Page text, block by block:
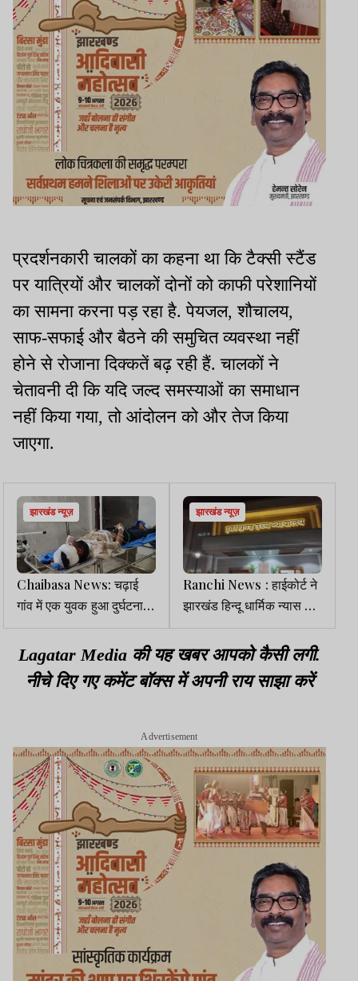
प्रदर्शनकारी चालकों का कहना था कि टैक्सी स्टैंड
पर यात्रियों और चालकों दोनों को काफी परेशानियों
का सामना करना पड़ रहा है. पेयजल, शौचालय,
साफ-सफाई और बैठने की समुचित व्यवस्था नहीं
होने से रोजाना दिक्कतें बढ़ रही हैं. चालकों ने
चेतावनी दी कि यदि जल्द समस्याओं का समाधान
नहीं किया गया, तो आंदोलन को और तेज किया
जाएगा.
झारखंड न्यूज़
Chaibasa News: चढ़ाई
गांव में एक युवक हुआ दुर्घटना
का शिकार, प्राथमिक उपचार
के बाद MGM रेफर
झारखंड न्यूज़
Ranchi News : हाईकोर्ट ने
झारखंड हिन्दू धार्मिक न्यास बोर्ड
से मांगा जवाब
Lagatar Media की यह खबर आपको कैसी लगी.
नीचे दिए गए कमेंट बॉक्स में अपनी राय साझा करें
Advertisement